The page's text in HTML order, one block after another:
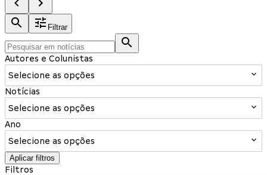
Filtrar
Autores e Colunistas
Selecione as opções
Notícias
Selecione as opções
Ano
Selecione as opções
Aplicar filtros
Filtros